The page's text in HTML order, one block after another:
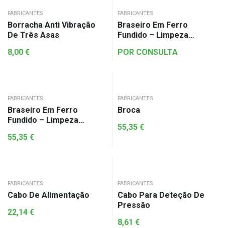
FABRICANTES
Borracha Anti Vibração
De Três Asas
8,00 €
FABRICANTES
Braseiro Em Ferro
Fundido – Limpeza
POR CONSULTA
FABRICANTES
Braseiro Em Ferro
Fundido – Limpeza
55,35 €
FABRICANTES
Broca
55,35 €
FABRICANTES
Cabo De Alimentação
22,14 €
FABRICANTES
Cabo Para Deteção De
Pressão
8,61 €